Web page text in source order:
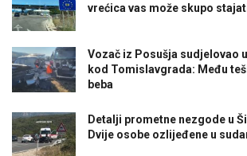
vrećica vas može skupo
Vozač iz Posušja sudjelovao
kod Tomislavgrada: Među
beba
Detalji prometne nezgode u
Dvije osobe ozlijeđene u